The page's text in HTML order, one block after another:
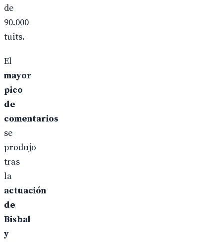
de
90.000
tuits.
El
mayor
pico
de
comentarios
se
produjo
tras
la
actuación
de
Bisbal
y